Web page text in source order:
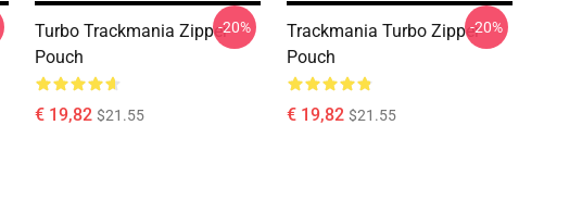
Turbo Trackmania Zipper
Pouch
€ 19,82 $21.55
-20%
Trackmania Turbo Zipper
Pouch
€ 19,82 $21.55
-20%